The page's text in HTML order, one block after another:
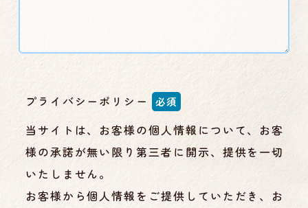
プライバシーポリシー 必須
当サイトは、お客様の個人情報について、お客
様の承諾が無い限り第三者に開示、提供を一切
いたしません。
お客様から個人情報をご提供していただき、お